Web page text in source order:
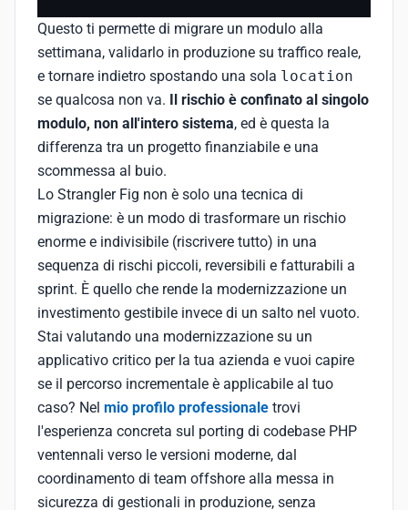
Questo ti permette di migrare un modulo alla
settimana, validarlo in produzione su traffico reale,
e tornare indietro spostando una sola location
se qualcosa non va. Il rischio è confinato al singolo
modulo, non all'intero sistema, ed è questa la
differenza tra un progetto finanziabile e una
scommessa al buio.
Lo Strangler Fig non è solo una tecnica di
migrazione: è un modo di trasformare un rischio
enorme e indivisibile (riscrivere tutto) in una
sequenza di rischi piccoli, reversibili e fatturabili a
sprint. È quello che rende la modernizzazione un
investimento gestibile invece di un salto nel vuoto.
Stai valutando una modernizzazione su un
applicativo critico per la tua azienda e vuoi capire
se il percorso incrementale è applicabile al tuo
caso? Nel mio profilo professionale trovi
l'esperienza concreta sul porting di codebase PHP
ventennali verso le versioni moderne, dal
coordinamento di team offshore alla messa in
sicurezza di gestionali in produzione, senza